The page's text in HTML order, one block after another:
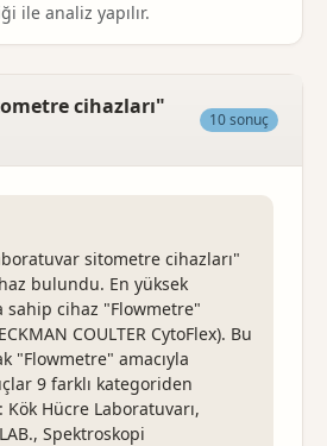
ile analiz yapılır.
cihazları"
10 sonuç
sitometre cihazları"
bulundu. En yüksek
sahip cihaz "Flowmetre"
COULTER CytoFlex). Bu
"Flowmetre" amacıyla
9 farklı kategoriden
Hücre Laboratuvarı,
Spektroskopi